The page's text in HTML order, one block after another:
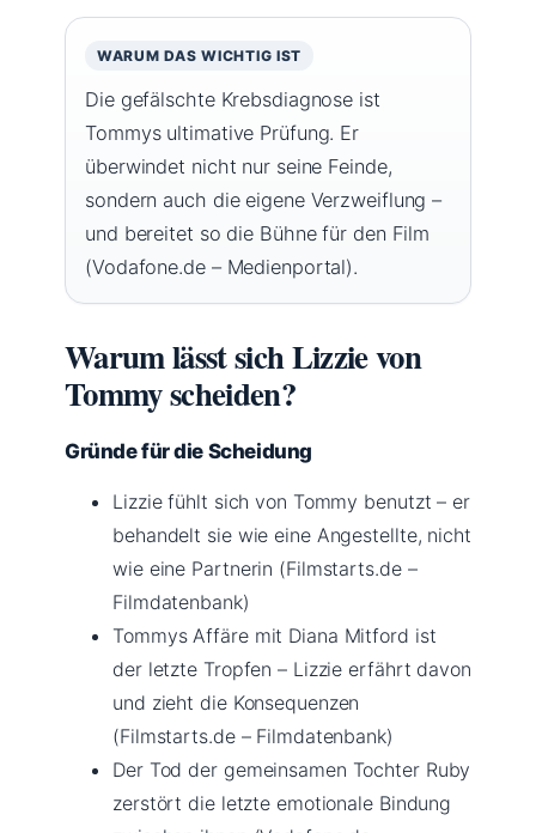
WARUM DAS WICHTIG IST
Die gefälschte Krebsdiagnose ist
Tommys ultimative Prüfung. Er
überwindet nicht nur seine Feinde,
sondern auch die eigene Verzweiflung –
und bereitet so die Bühne für den Film
(Vodafone.de – Medienportal).
Warum lässt sich Lizzie von
Tommy scheiden?
Gründe für die Scheidung
Lizzie fühlt sich von Tommy benutzt – er
behandelt sie wie eine Angestellte, nicht
wie eine Partnerin (Filmstarts.de –
Filmdatenbank)
Tommys Affäre mit Diana Mitford ist
der letzte Tropfen – Lizzie erfährt davon
und zieht die Konsequenzen
(Filmstarts.de – Filmdatenbank)
Der Tod der gemeinsamen Tochter Ruby
zerstört die letzte emotionale Bindung